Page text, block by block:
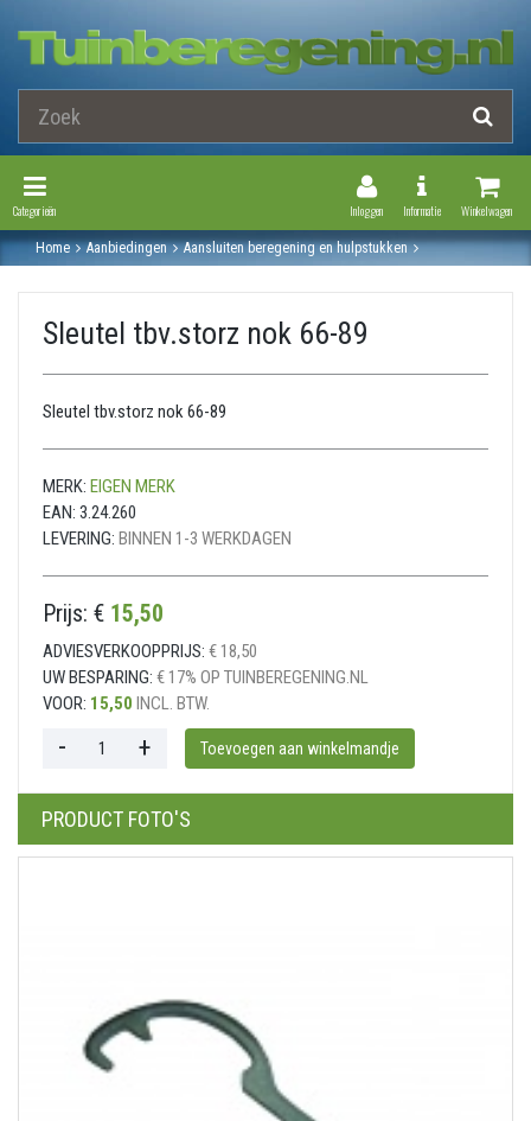
Winkelwagen
Toggle
Informatie
Inloggen
Toggle Navigation
Categorieën
Home Aanbiedingen
Aansluiten beregening en hulpstukken
Sleutel tbv.storz nok 66-89
Sleutel tbv.storz nok 66-89
MERK: EIGEN MERK
EAN: 3.24.260
LEVERING: BINNEN 1-3 WERKDAGEN
Prijs: € 15,50
ADVIESVERKOOPPRIJS: € 18,50
UW BESPARING: € 17% OP TUINBEREGENING.NL
VOOR: 15,50 INCL. BTW.
PRODUCT FOTO'S